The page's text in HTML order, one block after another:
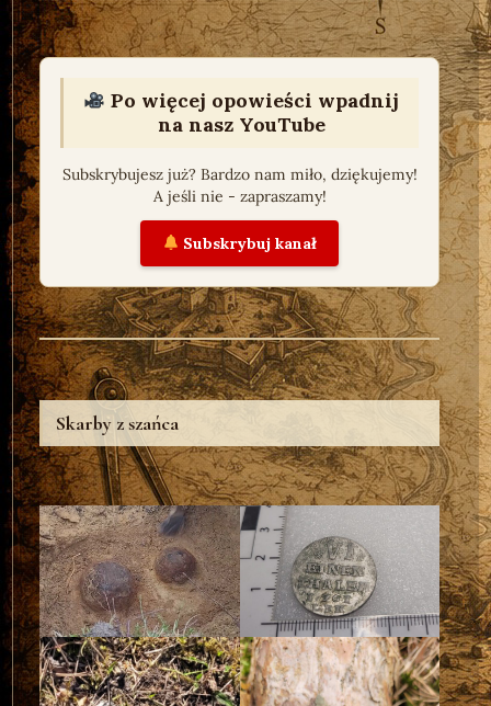
Po więcej opowieści wpadnij
na nasz YouTube
Subskrybujesz już? Bardzo nam miło, dziękujemy!
A jeśli nie - zapraszamy!
Subskrybuj kanał
Skarby z szańca